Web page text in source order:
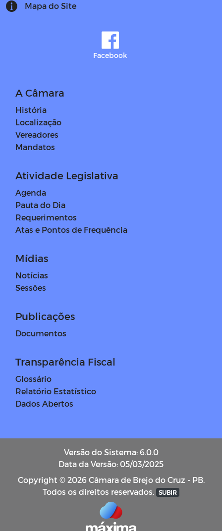
Mapa do Site
Facebook
A Câmara
História
Localização
Vereadores
Mandatos
Atividade Legislativa
Agenda
Pauta do Dia
Requerimentos
Atas e Pontos de Frequência
Mídias
Notícias
Sessões
Publicações
Documentos
Transparência Fiscal
Glossário
Relatório Estatístico
Dados Abertos
Versão do Sistema: 6.0.0
Data da Versão: 05/03/2025
Copyright © 2026 Câmara de Brejo do Cruz - PB.
Todos os direitos reservados. SUBIR